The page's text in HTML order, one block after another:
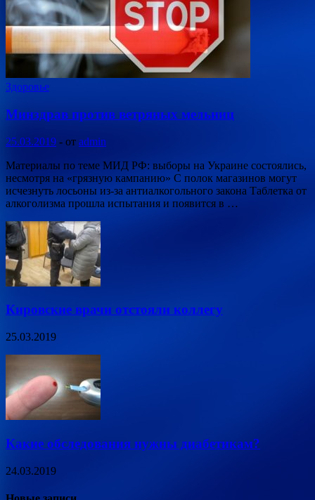
Здоровье
Минздрав против ветряных мельниц
25.03.2019 - от admin
Материалы по теме МИД РФ: выборы на Украине состоялись,
несмотря на «грязную кампанию» С полок магазинов могут
исчезнуть лосьоны из-за антиалкогольного закона Таблетка от
алкоголизма прошла испытания и появится в …
Кировские врачи отстояли коллегу
25.03.2019
Какие обследования нужны диабетикам?
24.03.2019